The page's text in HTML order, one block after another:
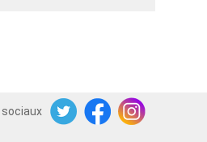
FacebookInstagram